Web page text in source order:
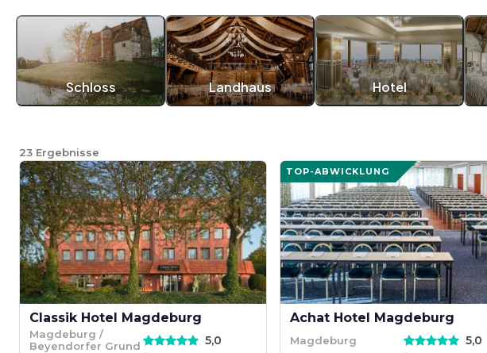
Schloss Landhaus Hotel
23 Ergebnisse
Classik Hotel Magdeburg
Magdeburg /
Beyendorfer Grund
5,0
TOP-ABWICKLUNG
Achat Hotel Magdeburg
Magdeburg 5,0